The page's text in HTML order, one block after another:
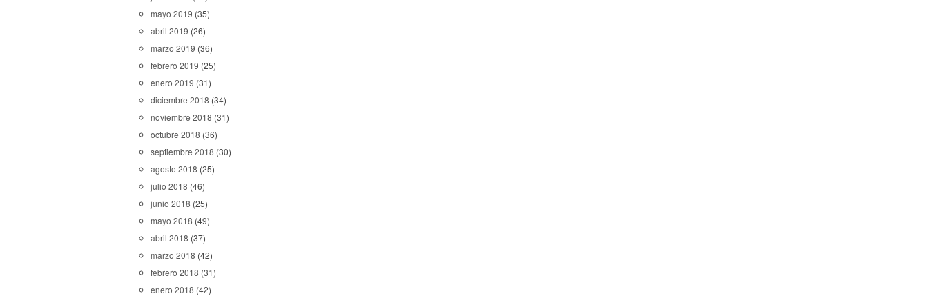
mayo 2019 (35)
abril 2019 (26)
marzo 2019 (36)
febrero 2019 (25)
enero 2019 (31)
diciembre 2018 (34)
noviembre 2018 (31)
octubre 2018 (36)
septiembre 2018 (30)
agosto 2018 (25)
julio 2018 (46)
junio 2018 (25)
mayo 2018 (49)
abril 2018 (37)
marzo 2018 (42)
febrero 2018 (31)
enero 2018 (42)